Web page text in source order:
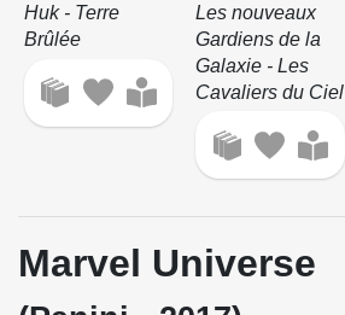
Huk - Terre
Brûlée
Les nouveaux
Gardiens de la
Galaxie - Les
Cavaliers du Ciel
Marvel Universe